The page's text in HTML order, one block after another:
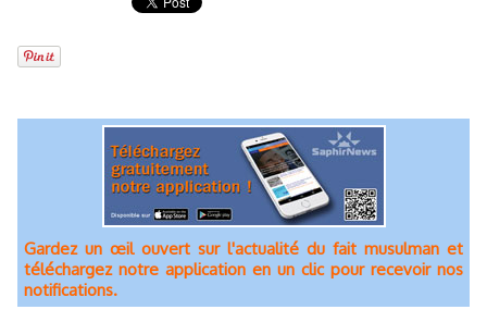
Gardez un œil ouvert sur l'actualité du fait musulman et
téléchargez notre application en un clic pour recevoir nos
notifications.